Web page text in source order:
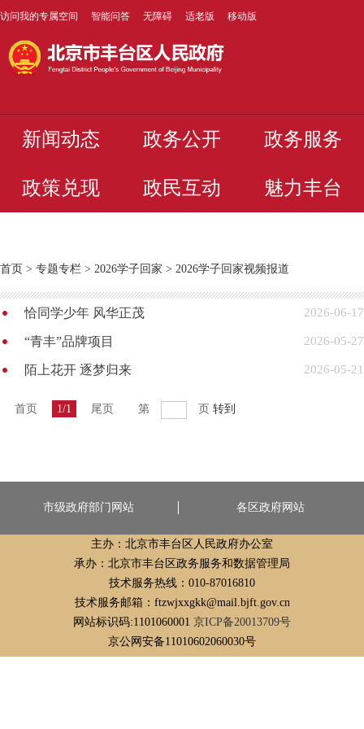
访问我的专属空间 智能问答 无障碍 适老版 移动版
新闻动态 政务公开 政务服务
政策兑现 政民互动 魅力丰台
首页 > 专题专栏 > 2026学子回家 > 2026学子回家视频报道
恰同学少年 风华正茂 2026-06-17
“青丰”品牌项目 2026-05-27
陌上花开 逐梦归来 2026-05-21
首页 1/1 尾页 第 页 转到
市级政府部门网站 各区政府网站
主办：北京市丰台区人民政府办公室
承办：北京市丰台区政务服务和数据管理局
技术服务热线：010-87016810
技术服务邮箱：ftzwjxxgkk@mail.bjft.gov.cn
网站标识码:1101060001 京ICP备20013709号
京公网安备11010602060030号